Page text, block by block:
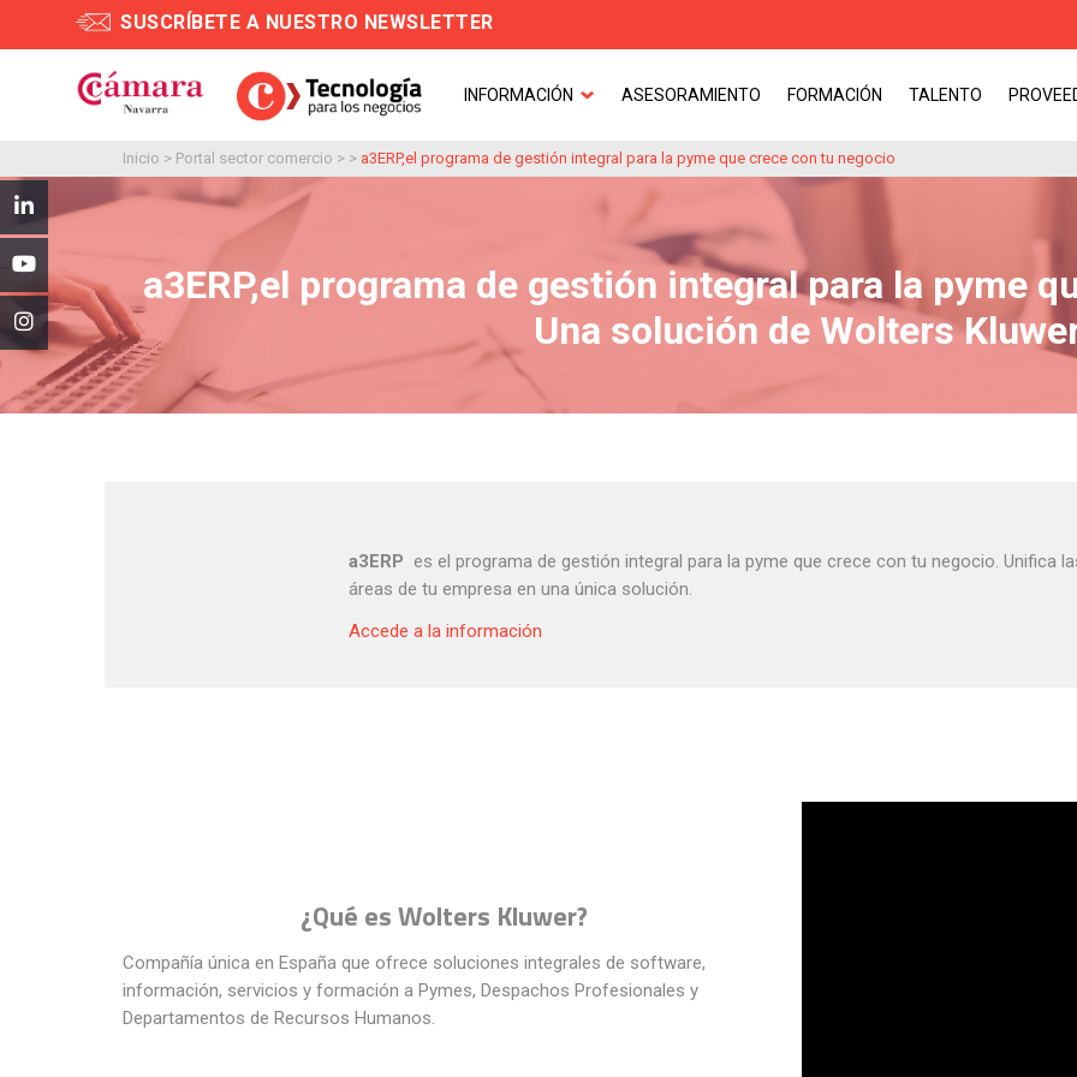
SUSCRÍBETE A NUESTRO NEWSLETTER
INFORMACIÓN ASESORAMIENTO FORMACIÓN TALENTO
Inicio > Portal sector comercio > > a3ERP,el programa de gestión integral para la pyme que crece con tu negocio
a3ERP,el programa de gestión integral para la pyme
Una solución de Wolters
a3ERPes el programa de gestión integral para la pyme que crece con tu negocio. Unifica
áreas de tu empresa en una única solución.
Accede a la información
¿Qué es Wolters Kluwer?
Compañía única en España que ofrece soluciones integrales de software,
información, servicios y formación a Pymes, Despachos Profesionales y
Departamentos de Recursos Humanos.